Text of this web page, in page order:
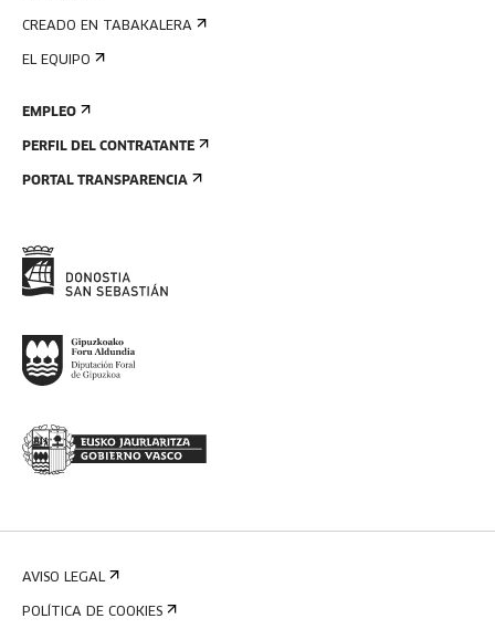
CREADO EN TABAKALERA
EL EQUIPO
EMPLEO
PERFIL DEL CONTRATANTE
PORTAL TRANSPARENCIA
AVISO LEGAL
POLÍTICA DE COOKIES